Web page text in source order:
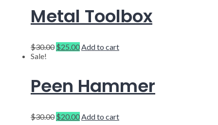
Metal Toolbox
$30.00 $25.00Add to cart
Sale!
Peen Hammer
$30.00 $20.00 Add to cart